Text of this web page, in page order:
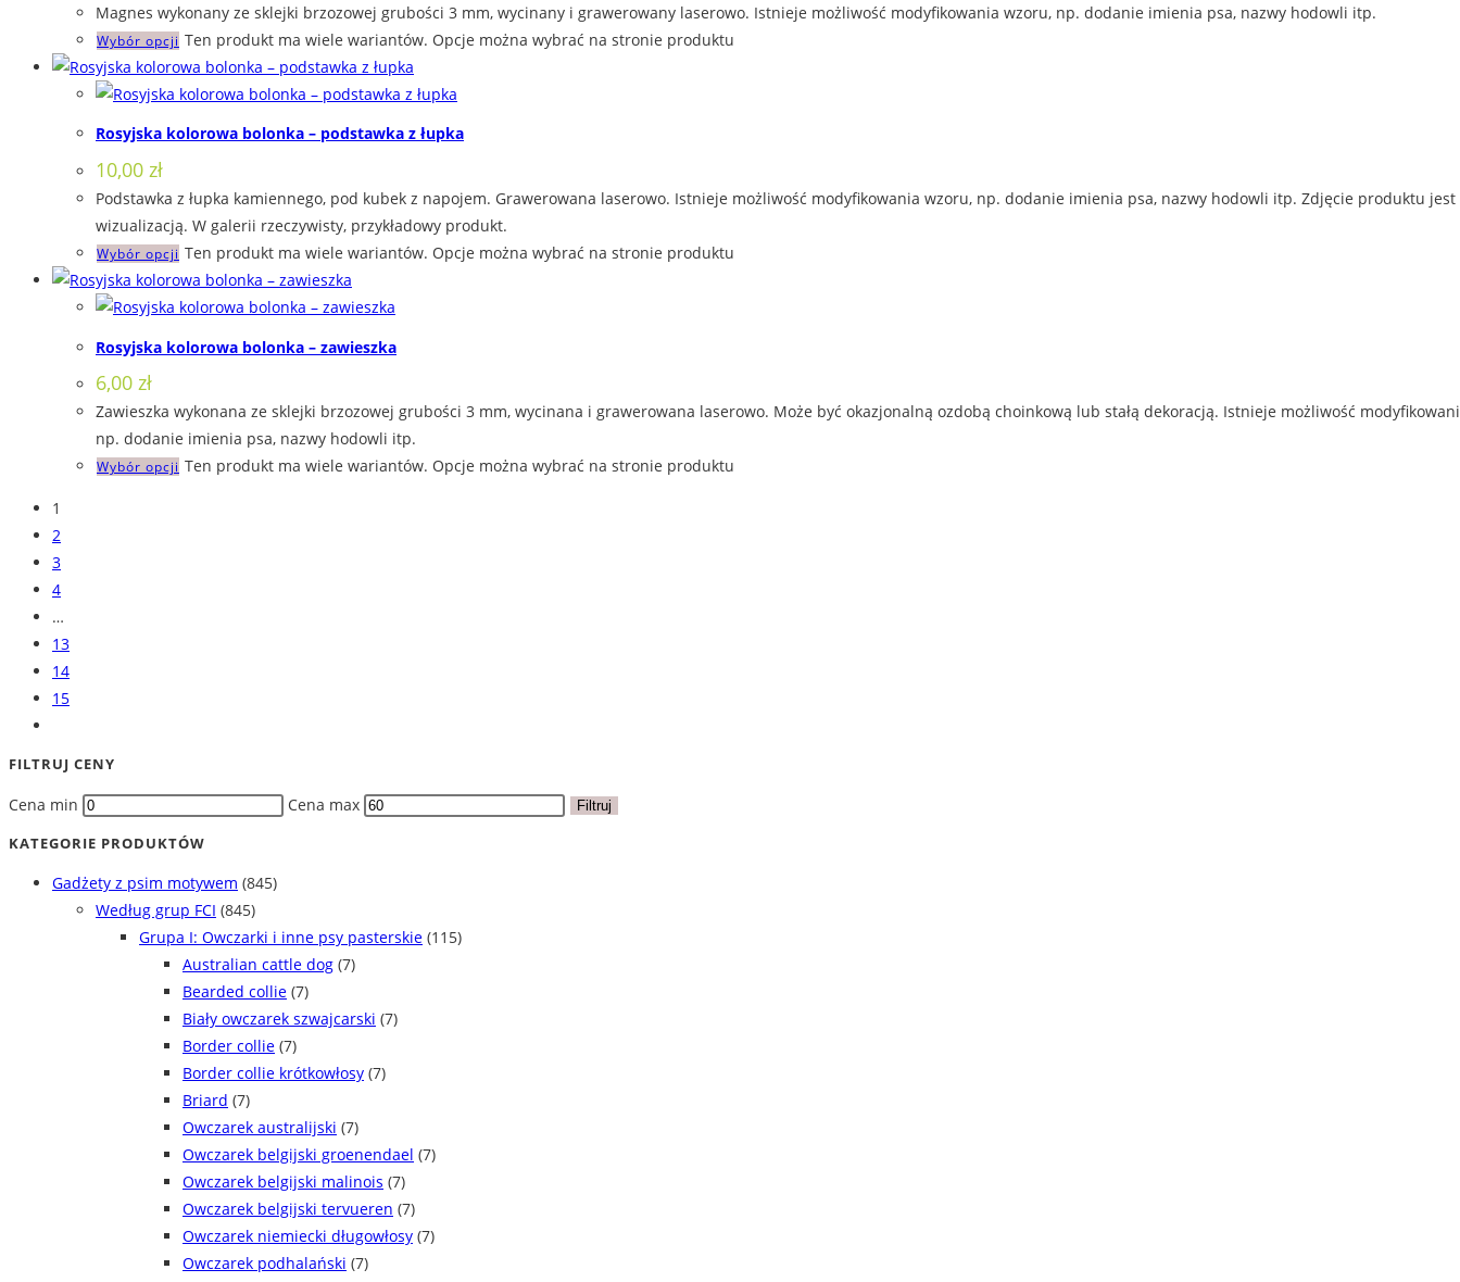
Magnes wykonany ze sklejki brzozowej grubości 3 mm, wycinany i grawerowany laserowo. Istnieje możliwość modyfikowania wzoru, np. dodanie imienia psa, nazwy hodowli itp.
Wybór opcji Ten produkt ma wiele wariantów. Opcje można wybrać na stronie produktu
Rosyjska kolorowa bolonka – podstawka z łupka
10,00 zł
Podstawka z łupka kamiennego, pod kubek z napojem. Grawerowana laserowo. Istnieje możliwość modyfikowania wzoru, np. dodanie imienia psa, nazwy hodowli itp. Zdjęcie produktu jest
wizualizacją. W galerii rzeczywisty, przykładowy produkt.
Wybór opcji Ten produkt ma wiele wariantów. Opcje można wybrać na stronie produktu
Rosyjska kolorowa bolonka – zawieszka
6,00 zł
Zawieszka wykonana ze sklejki brzozowej grubości 3 mm, wycinana i grawerowana laserowo. Może być okazjonalną ozdobą choinkową lub stałą dekoracją. Istnieje możliwość
np. dodanie imienia psa, nazwy hodowli itp.
Wybór opcji Ten produkt ma wiele wariantów. Opcje można wybrać na stronie produktu
1
2
3
4
…
13
14
15
FILTRUJ CENY
Cena min Cena max Filtruj
KATEGORIE PRODUKTÓW
Gadżety z psim motywem (845)
Według grup FCI (845)
Grupa I: Owczarki i inne psy pasterskie (115)
Australian cattle dog (7)
Bearded collie (7)
Biały owczarek szwajcarski (7)
Border collie (7)
Border collie krótkowłosy (7)
Briard (7)
Owczarek australijski (7)
Owczarek belgijski groenendael (7)
Owczarek belgijski malinois (7)
Owczarek belgijski tervueren (7)
Owczarek niemiecki długowłosy (7)
Owczarek podhalański (7)